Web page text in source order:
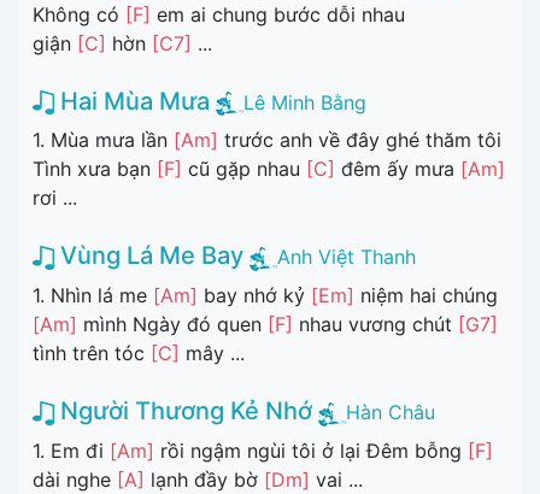
Không có [F] em ai chung bước dỗi nhau
giận [C] hờn [C7] ...
Hai Mùa Mưa
Lê Minh Bằng
1. Mùa mưa lần [Am] trước anh về đây ghé thăm tôi
Tình xưa bạn [F] cũ gặp nhau [C] đêm ấy mưa [Am]
rơi ...
Vùng Lá Me Bay
Anh Việt Thanh
1. Nhìn lá me [Am] bay nhớ kỷ [Em] niệm hai chúng
[Am] mình Ngày đó quen [F] nhau vương chút [G7]
tình trên tóc [C] mây ...
Người Thương Kẻ Nhớ
Hàn Châu
1. Em đi [Am] rồi ngậm ngùi tôi ở lại Đêm bỗng [F]
dài nghe [A] lạnh đầy bờ [Dm] vai ...